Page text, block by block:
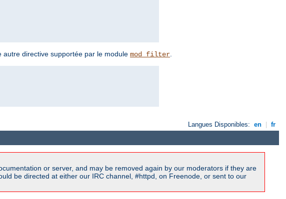
autre directive supportée par le module mod_filter.
Langues Disponibles: en fr
or server, and may be removed again by our moderators if they are
be directed at either our IRC channel, #httpd, on Freenode, or sent to our